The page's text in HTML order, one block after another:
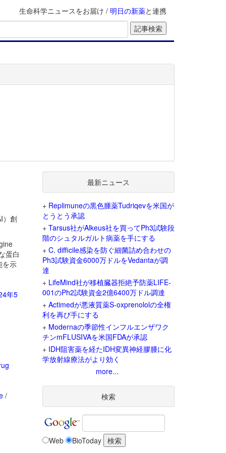
生命科学ニュースをお届け / 明日の新薬と連携
）創
蛋白
を示
年5
/
最新ニュース
+ Replimuneの黒色腫薬Tudriqevを米国が
とうとう承認
+ Tarsus社がAlkeus社を買ってPh3試験段
階のシュタルガルト病薬を手にする
+ C. difficile感染を防ぐ細菌詰め合わせの
Ph3試験資金6000万ドルをVedantaが調
達
+ LifeMind社が移植臓器拒絶予防薬LIFE-
001のPh2試験資金2億6400万ドル調達
+ Actimedが悪液質薬S-oxprenololの全権
利を再び手にする
+ Modernaの季節性インフルエンザワク
チンmFLUSIVAを米国FDAが承認
+ IDH阻害薬を経たIDH変異神経膠腫に化
学放射線療法がより効く
more...
検索
Web BioToday